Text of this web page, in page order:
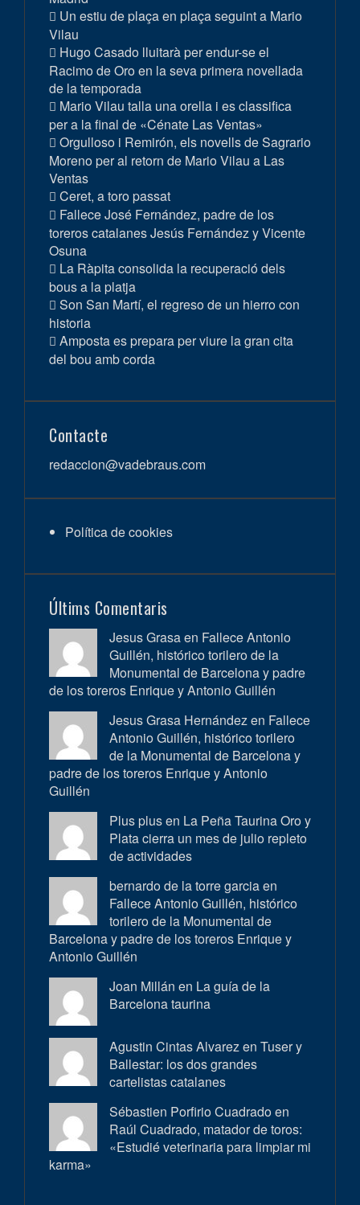
Un estiu de plaça en plaça seguint a Mario
Vilau
Hugo Casado lluitarà per endur-se el
Racimo de Oro en la seva primera novellada
de la temporada
Mario Vilau talla una orella i es classifica
per a la final de «Cénate Las Ventas»
Orgulloso i Remirón, els novells de Sagrario
Moreno per al retorn de Mario Vilau a Las
Ventas
Ceret, a toro passat
Fallece José Fernández, padre de los
toreros catalanes Jesús Fernández y Vicente
Osuna
La Ràpita consolida la recuperació dels
bous a la platja
Son San Martí, el regreso de un hierro con
historia
Amposta es prepara per viure la gran cita
del bou amb corda
Contacte
redaccion@vadebraus.com
Política de cookies
Últims Comentaris
Jesus Grasa en Fallece Antonio
Guillén, histórico torilero de la
Monumental de Barcelona y padre
de los toreros Enrique y Antonio Guillén
Jesus Grasa Hernández en Fallece
Antonio Guillén, histórico torilero
de la Monumental de Barcelona y
padre de los toreros Enrique y Antonio
Guillén
Plus plus en La Peña Taurina Oro y
Plata cierra un mes de julio repleto
de actividades
bernardo de la torre garcia en
Fallece Antonio Guillén, histórico
torilero de la Monumental de
Barcelona y padre de los toreros Enrique y
Antonio Guillén
Joan Millán en La guía de la
Barcelona taurina
Agustin Cintas Alvarez en Tuser y
Ballestar: los dos grandes
cartelistas catalanes
Sébastien Porfirio Cuadrado en
Raúl Cuadrado, matador de toros:
«Estudié veterinaria para limpiar mi
karma»